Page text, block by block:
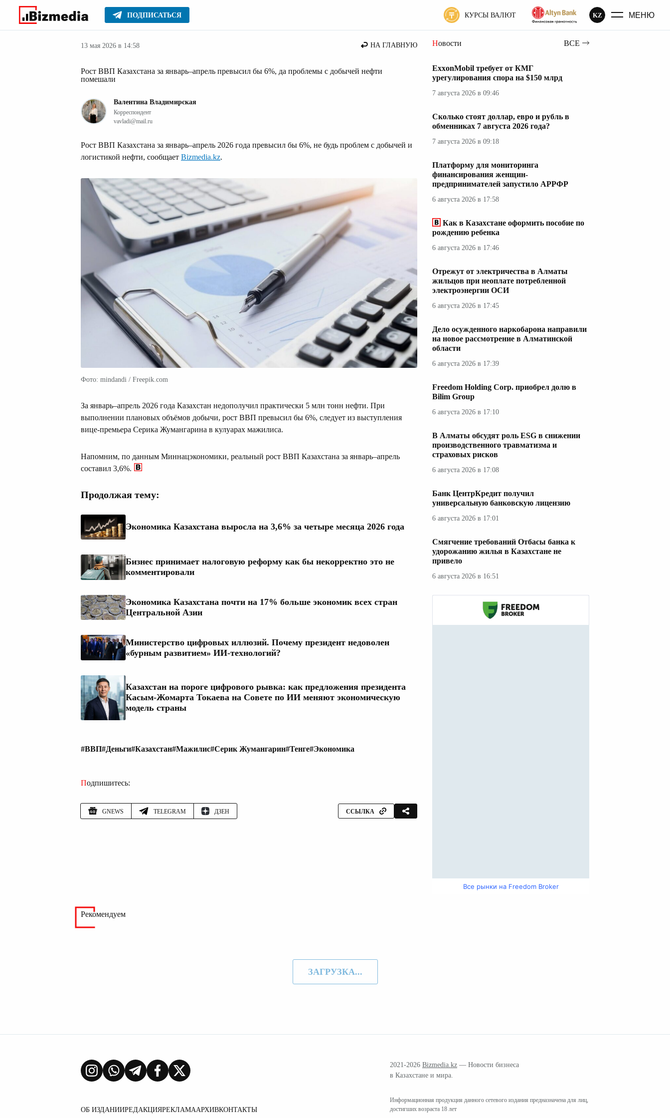
ПОДПИСАТЬСЯ КУРСЫ ВАЛЮТ KZ МЕНЮ
Главное Новости
13 мая 2026 в 14:58 НА ГЛАВНУЮ
Рост ВВП Казахстана за январь–апрель превысил бы 6%, да проблемы с добычей нефти
помешали
Валентина Владимирская
Корреспондент
vavladi@mail.ru
Рост ВВП Казахстана за январь–апрель 2026 года превысил бы 6%, не будь проблем с добычей и
логистикой нефти, сообщает Bizmedia.kz.
Фото: mindandi / Freepik.com
За январь–апрель 2026 года Казахстан недополучил практически 5 млн тонн нефти. При
выполнении плановых объёмов добычи, рост ВВП превысил бы 6%, следует из выступления
вице-премьера Серика Жумангарина в кулуарах мажилиса.
Напомним, по данным Миннацэкономики, реальный рост ВВП Казахстана за январь–апрель
составил 3,6%.
Продолжая тему:
Экономика Казахстана выросла на 3,6% за четыре месяца 2026 года
Бизнес принимает налоговую реформу как бы некорректно это не
комментировали
Экономика Казахстана почти на 17% больше экономик всех стран
Центральной Азии
Министерство цифровых иллюзий. Почему президент недоволен
«бурным развитием» ИИ-технологий?
Казахстан на пороге цифрового рывка: как предложения президента
Касым-Жомарта Токаева на Совете по ИИ меняют экономическую
модель страны
#ВВП#Деньги#Казахстан#Мажилис#Серик Жумангарин#Тенге#Экономика
Подпишитесь:
GNEWS TELEGRAM ДЗЕН ССЫЛКА
Новости ВСЕ
ExxonMobil требует от КМГ
урегулирования спора на $150 млрд
7 августа 2026 в 09:46
Сколько стоят доллар, евро и рубль в
обменниках 7 августа 2026 года?
7 августа 2026 в 09:18
Платформу для мониторинга
финансирования женщин-
предпринимателей запустило АРРФР
6 августа 2026 в 17:58
Как в Казахстане оформить пособие по
рождению ребенка
6 августа 2026 в 17:46
Отрежут от электричества в Алматы
жильцов при неоплате потребленной
электроэнергии ОСИ
6 августа 2026 в 17:45
Дело осужденного наркобарона направили
на новое рассмотрение в Алматинской
области
6 августа 2026 в 17:39
Freedom Holding Corp. приобрел долю в
Bilim Group
6 августа 2026 в 17:10
В Алматы обсудят роль ESG в снижении
производственного травматизма и
страховых рисков
6 августа 2026 в 17:08
Банк ЦентрКредит получил
универсальную банковскую лицензию
6 августа 2026 в 17:01
Смягчение требований Отбасы банка к
удорожанию жилья в Казахстане не
привело
6 августа 2026 в 16:51
Все рынки на Freedom Broker
Рекомендуем
ЗАГРУЗКА...
ОБ ИЗДАНИИРЕДАКЦИЯРЕКЛАМААРХИВКОНТАКТЫ
2021-2026 Bizmedia.kz — Новости бизнеса
в Казахстане и мира.
Информационная продукция данного сетевого издания предназначена для лиц,
достигших возраста 18 лет